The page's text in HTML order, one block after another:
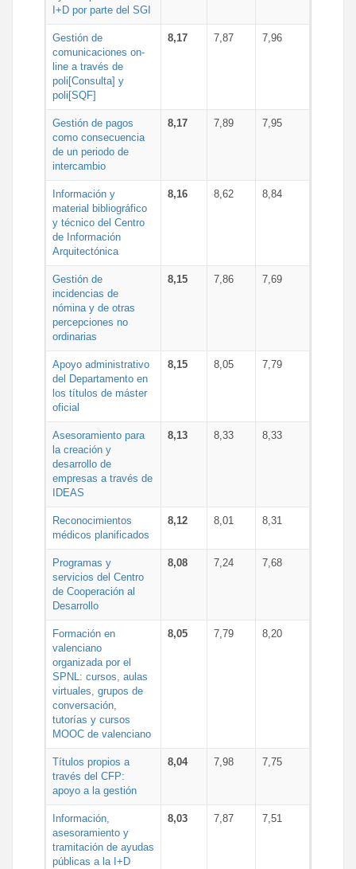
I+D por parte del SGI
Gestión de
comunicaciones on-
line a través de
poli[Consulta] y
poli[SQF]
8,17 7,87 7,96
Gestión de pagos
como consecuencia
de un periodo de
intercambio
8,17 7,89 7,95
Información y
material bibliográfico
y técnico del Centro
de Información
Arquitectónica
8,16 8,62 8,84
Gestión de
incidencias de
nómina y de otras
percepciones no
ordinarias
8,15 7,86 7,69
Apoyo administrativo
del Departamento en
los títulos de máster
oficial
8,15 8,05 7,79
Asesoramiento para
la creación y
desarrollo de
empresas a través de
IDEAS
8,13 8,33 8,33
Reconocimientos
médicos planificados
8,12 8,01 8,31
Programas y
servicios del Centro
de Cooperación al
Desarrollo
8,08 7,24 7,68
Formación en
valenciano
organizada por el
SPNL: cursos, aulas
virtuales, grupos de
conversación,
tutorías y cursos
MOOC de valenciano
8,05 7,79 8,20
Títulos propios a
través del CFP:
apoyo a la gestión
8,04 7,98 7,75
Información,
asesoramiento y
tramitación de ayudas
públicas a la I+D
8,03 7,87 7,51